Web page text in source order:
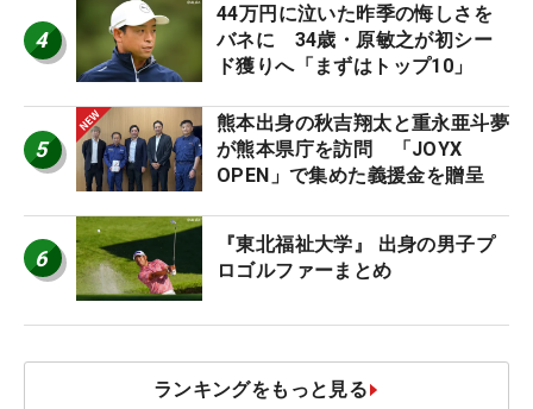
4
44万円に泣いた昨季の悔しさを
バネに 34歳・原敏之が初シー
ド獲りへ「まずはトップ10」
5
熊本出身の秋吉翔太と重永亜斗夢
が熊本県庁を訪問 「JOYX
OPEN」で集めた義援金を贈呈
6
『東北福祉大学』 出身の男子プ
ロゴルファーまとめ
ランキングをもっと見る